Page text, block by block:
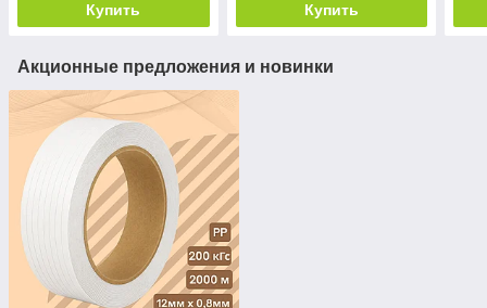
Купить Купить
Акционные предложения и новинки